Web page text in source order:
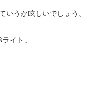
いうか眩しいでしょう。
イト。